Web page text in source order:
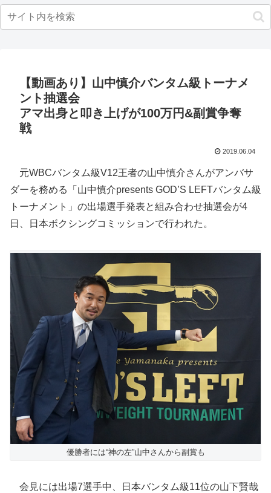
【動画あり】山中慎介バンタム級トーナメ
ント抽選会
アマ出身と叩き上げが100万円&副賞争奪
戦
2019.06.04
元WBCバンタム級V12王者の山中慎介さんがアンバサ
ダーを務める「山中慎介presents GOD’S LEFTバンタム級
トーナメント」の出場選手発表と組み合わせ抽選会が4
日、日本ボクシングコミッションで行われた。
優勝者には“神の左”山中さんから副賞も
会見には出場7選手中、日本バンタム級11位の山下賢哉